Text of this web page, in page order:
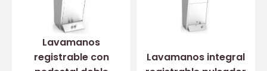
Lavamanos
registrable con
Lavamanos integral